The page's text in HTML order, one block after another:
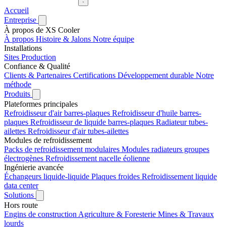
Accueil
Entreprise
À propos de XS Cooler
À propos Histoire & Jalons Notre équipe
Installations
Sites Production
Confiance & Qualité
Clients & Partenaires Certifications Développement durable Notre
méthode
Produits
Plateformes principales
Refroidisseur d'air barres-plaques Refroidisseur d'huile barres-
plaques Refroidisseur de liquide barres-plaques Radiateur tubes-
ailettes Refroidisseur d'air tubes-ailettes
Modules de refroidissement
Packs de refroidissement modulaires Modules radiateurs groupes
électrogènes Refroidissement nacelle éolienne
Ingénierie avancée
Échangeurs liquide-liquide Plaques froides Refroidissement liquide
data center
Solutions
Hors route
Engins de construction Agriculture & Foresterie Mines & Travaux
lourds